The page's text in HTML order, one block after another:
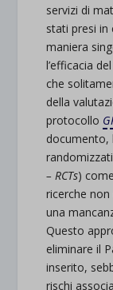
servizi di
stati presi in
maniera
l’efficacia
che
della
protocollo
documento,
– RCTs)
ricerche
una
Questo
eliminare il
inserito,
rischi